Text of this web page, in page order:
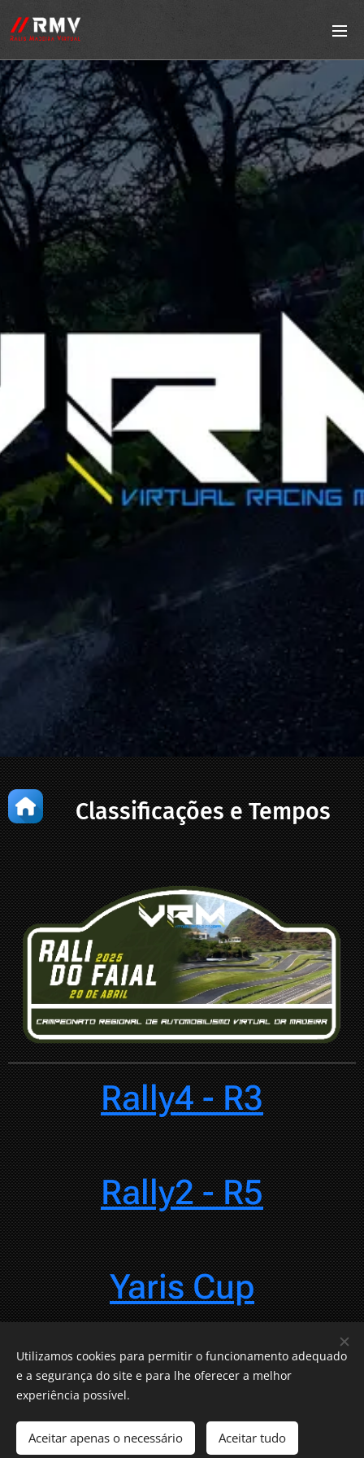
Classificações e Tempos
Rally4 - R3
Rally2 - R5
Yaris Cup
Equipas
Utilizamos cookies para permitir o funcionamento adequado
e a segurança do site e para lhe oferecer a melhor
experiência possível.
Aceitar apenas o necessário Aceitar tudo